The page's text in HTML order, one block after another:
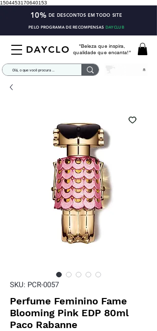
1504453170640153
10% DE DESCONTOS EM TODO SITE
PELO PROGRAMA DE RECOMPENSAS DAYCLUB
DAYCLO
"Beleza que inspira,
qualidade que encanta!"
SKU: PCR-0057
Perfume Feminino Fame
Blooming Pink EDP 80ml
Paco Rabanne